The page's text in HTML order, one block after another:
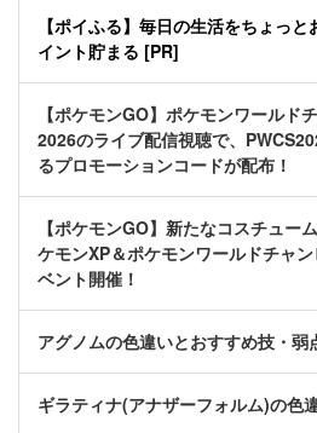
【ポイふる】毎日の生活をちょっ
イント貯まる [PR]
【ポケモンGO】ポケモンワールド
2026のライブ配信視聴で、
るプロモーションコードが配布！
【ポケモンGO】新たなコスチュー
ケモンXP＆ポケモンワールドチャ
ベント開催！
アグノムの色違いとおすすめ技・弱
ギラティナ(アナザーフォルム)の色